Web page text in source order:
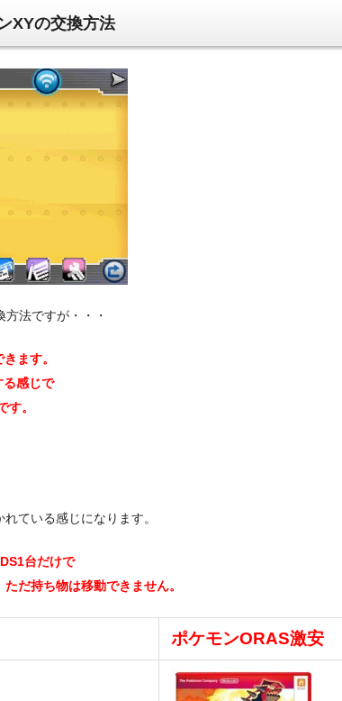
XYの交換方法
法ですが・・・
ます。
る感じで
す。
ている感じになります。
台だけで
だ持ち物は移動できません。
ポケモンORAS激安